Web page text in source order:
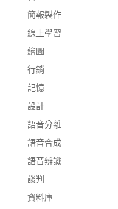
簡報製作
線上學習
繪圖
行銷
記憶
設計
語音分離
語音合成
語音辨識
談判
資料庫